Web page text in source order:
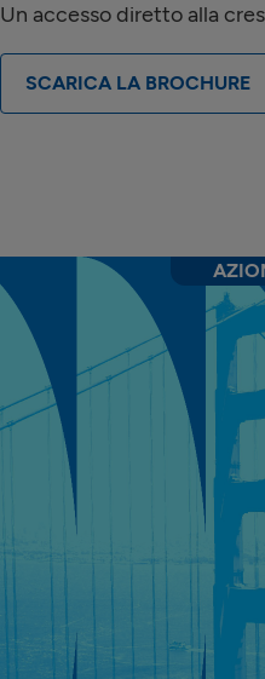
Un accesso diretto alla
SCARICA LA BROCHURE